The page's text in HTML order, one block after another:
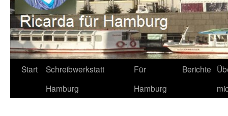
Start
Schreibwerkstatt
Hamburg
Für
Hamburg
Berichte